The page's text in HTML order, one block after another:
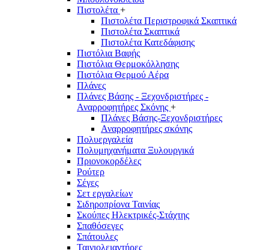
Πιστολέτα +
Πιστολέτα Περιστροφικά Σκαπτικά
Πιστολέτα Σκαπτικά
Πιστολέτα Κατεδάφισης
Πιστόλια Βαφής
Πιστόλια Θερμοκόλλησης
Πιστόλια Θερμού Αέρα
Πλάνες
Πλάνες Βάσης - Ξεχονδριστήρες -
Αναρροφητήρες Σκόνης +
Πλάνες Βάσης-Ξεχονδριστήρες
Αναρροφητήρες σκόνης
Πολυεργαλεία
Πολυμηχανήματα Ξυλουργικά
Πριονοκορδέλες
Ρούτερ
Σέγες
Σετ εργαλείων
Σιδηροπρίονα Ταινίας
Σκούπες Ηλεκτρικές-Στάχτης
Σπαθόσεγες
Σπάτουλες
Ταινιολειαντήρες